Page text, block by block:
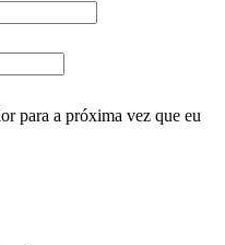
para a próxima vez que eu